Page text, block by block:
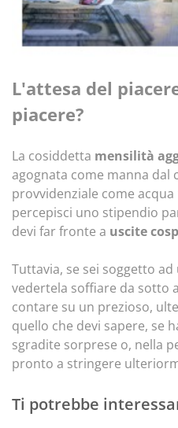
L'attesa del
piacere?
La cosiddetta mensilità
agognata come manna dal
provvidenziale come
percepisci uno stipendio
devi far fronte a uscite
Tuttavia, se sei soggetto ad
vedertela soffiare da sotto
contare su un prezioso,
quello che devi sapere, se
sgradite sorprese o, nella
pronto a stringere
Ti potrebbe